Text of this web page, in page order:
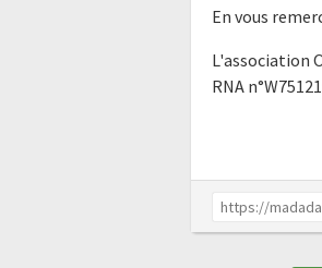
En vous
L'association
RNA